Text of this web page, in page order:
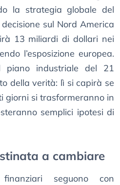
la strategia globale del
sul Nord America
13 miliardi di dollari nei
l’esposizione europea.
piano industriale del 21
della verità: lì si capirà se
giorni si trasformeranno in
semplici ipotesi di
a cambiare
seguono con